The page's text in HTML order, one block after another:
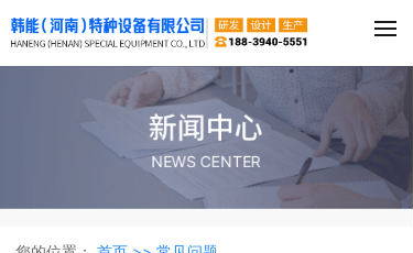
新闻中心
NEWS CENTER